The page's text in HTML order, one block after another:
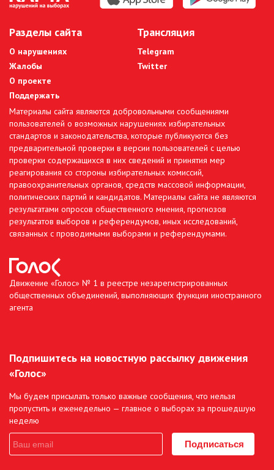
Разделы сайта
О нарушениях
Жалобы
О проекте
Поддержать
Трансляция
Telegram
Twitter
Материалы сайта являются добровольными сообщениями
пользователей о возможных нарушениях избирательных
стандартов и законодательства, которые публикуются без
предварительной проверки в версии пользователей с целью
проверки содержащихся в них сведений и принятия мер
реагирования со стороны избирательных комиссий,
правоохранительных органов, средств массовой информации,
политических партий и кандидатов. Материалы сайта не являются
результатами опросов общественного мнения, прогнозов
результатов выборов и референдумов, иных исследований,
связанных с проводимыми выборами и референдумами.
Движение «Голос» № 1 в реестре незарегистрированных
общественных объединений, выполняющих функции иностранного
агента
Подпишитесь на новостную рассылку движения
«Голос»
Мы будем присылать только важные сообщения, что нельзя
пропустить и еженедельно — главное о выборах за прошедшую
неделю